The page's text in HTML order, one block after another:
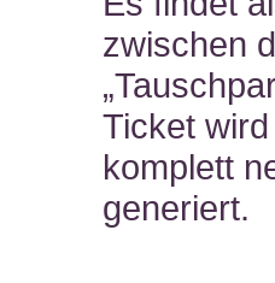
zwischen
Ticket
komplett
generiert.